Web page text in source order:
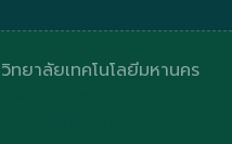
ยาลัยเทคโนโลยีมหานคร